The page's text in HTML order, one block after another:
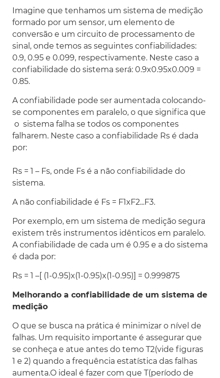
Imagine que tenhamos um sistema de medição
formado por um sensor, um elemento de
conversão e um circuito de processamento de
sinal, onde temos as seguintes confiabilidades:
0.9, 0.95 e 0.099, respectivamente. Neste caso a
confiabilidade do sistema será: 0.9x0.95x0.009 =
0.85.
A confiabilidade pode ser aumentada colocando-
se componentes em paralelo, o que significa que
o sistema falha se todos os componentes
falharem. Neste caso a confiabilidade Rs é dada
por:
Rs = 1 – Fs, onde Fs é a não confiabilidade do
sistema.
A não confiabilidade é Fs = F1xF2...F3.
Por exemplo, em um sistema de medição segura
existem três instrumentos idênticos em paralelo.
A confiabilidade de cada um é 0.95 e a do sistema
é dada por:
Rs = 1 –[ (1-0.95)x(1-0.95)x(1-0.95)] = 0.999875
Melhorando a confiabilidade de um sistema de
medição
O que se busca na prática é minimizar o nível de
falhas. Um requisito importante é assegurar que
se conheça e atue antes do temo T2(vide figuras
1 e 2) quando a frequência estatística das falhas
aumenta.O ideal é fazer com que T(período de